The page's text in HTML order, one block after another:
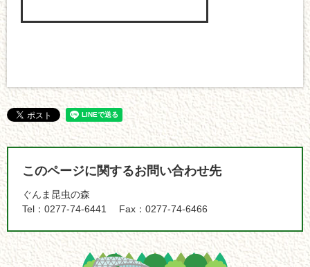
このページに関するお問い合わせ先
ぐんま昆虫の森
Tel：0277-74-6441
Fax：0277-74-6466